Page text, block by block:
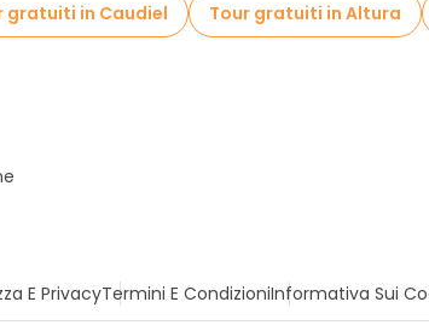
gratuiti in Caudiel
Tour gratuiti in Altura
E PrivacyTermini E CondizioniInformativa Sui